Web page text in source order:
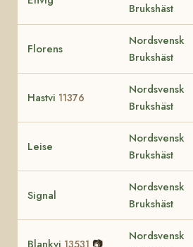
Brukshäst
Florens
Nordsvensk
Brukshäst
Hastvi 11376
Nordsvensk
Brukshäst
Leise
Nordsvensk
Brukshäst
Signal
Nordsvensk
Brukshäst
Blankvi 13531 📷
Nordsvensk